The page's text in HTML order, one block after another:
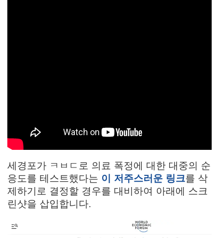
세경포가 ㅋㅂㄷ로 의료 폭정에 대한 대중의 순
응도를 테스트했다는 이 저주스러운 링크를 삭
제하기로 결정할 경우를 대비하여 아래에 스크
린샷을 삽입합니다.